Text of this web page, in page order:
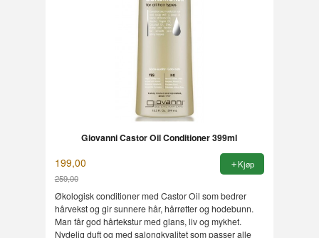
Giovanni Castor Oil Conditioner 399ml
199,00
259,00
Rabatt
Kjøp
Økologisk conditioner med Castor Oil som bedrer
hårvekst og gir sunnere hår, hårrøtter og hodebunn.
Man får god hårtekstur med glans, liv og mykhet.
Nydelig duft og med salongkvalitet som passer alle